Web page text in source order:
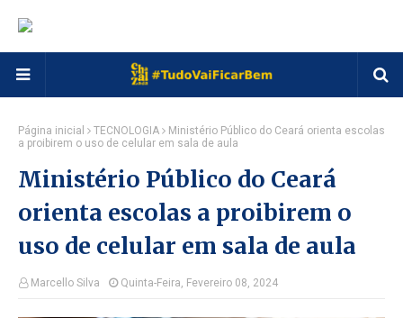
Página inicial TECNOLOGIA
Ministério Público do Ceará orienta escolas
a proibirem o uso de celular em sala de aula
Ministério Público do Ceará
orienta escolas a proibirem o
uso de celular em sala de aula
Marcello Silva Quinta-Feira, Fevereiro 08, 2024